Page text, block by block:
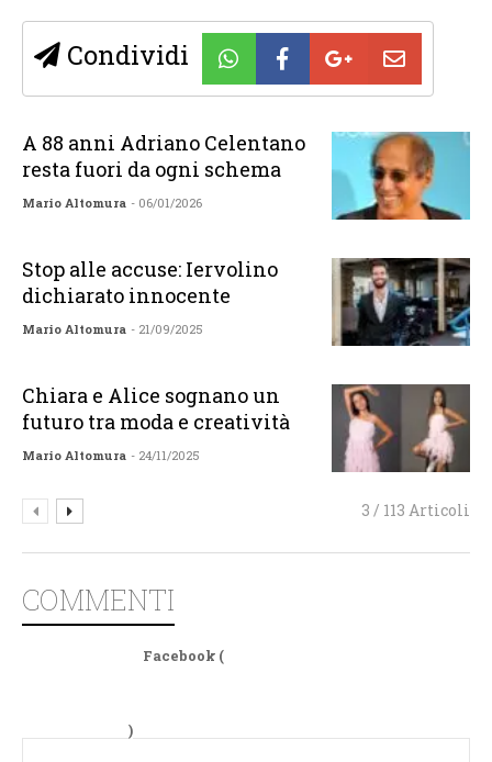
Condividi
A 88 anni Adriano Celentano
resta fuori da ogni schema
Mario Altomura - 06/01/2026
Stop alle accuse: Iervolino
dichiarato innocente
Mario Altomura - 21/09/2025
Chiara e Alice sognano un
futuro tra moda e creatività
Mario Altomura - 24/11/2025
3 / 113 Articoli
COMMENTI
Facebook (
)